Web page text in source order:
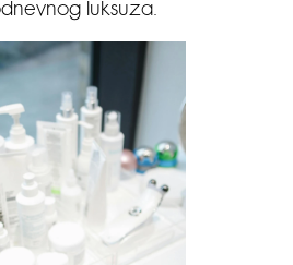
luksuza.